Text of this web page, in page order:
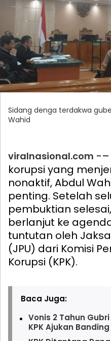
Sidang denga terdakwa
Wahid
viralnasional.com -–
korupsi yang
nonaktif, Abdul
penting. Setelah
pembuktian
berlanjut ke
tuntutan oleh
(JPU) dari Komisi
Korupsi (KPK).
Baca Juga:
Vonis 2 Tahun
KPK Ajukan Banding